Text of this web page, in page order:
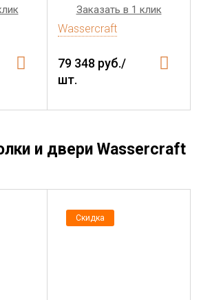
Заказать в 1 клик
Wassercraft
79 348 руб./
шт.
и двери Wassercraft
Скидка